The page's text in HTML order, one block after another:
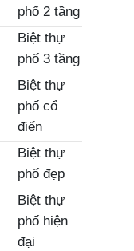
phố 2 tầng
Biệt thự
phố 3 tầng
Biệt thự
phố cổ
điển
Biệt thự
phố đẹp
Biệt thự
phố hiện
đại